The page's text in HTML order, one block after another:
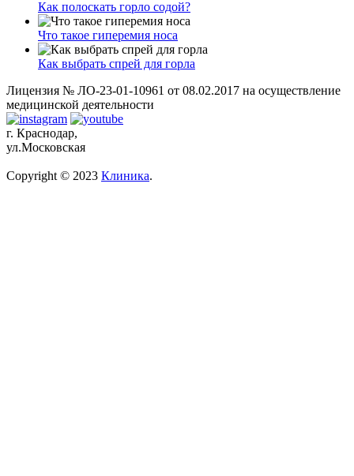
Как полоскать горло содой?
Что такое гиперемия носа
Как выбрать спрей для горла
Лицензия № ЛО-23-01-10961 от 08.02.2017 на осуществление
медицинской деятельности
г. Краснодар,
ул.Московская
Copyright © 2023 Клиника.